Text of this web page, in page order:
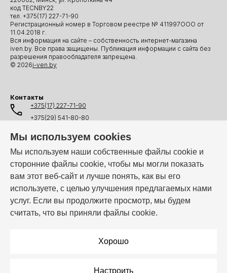
Мы используем cookies
Мы используем наши собственные файлы cookie и
сторонние файлы cookie, чтобы мы могли показать
вам этот веб-сайт и лучше понять, как вы его
используете, с целью улучшения предлагаемых нами
услуг. Если вы продолжите просмотр, мы будем
считать, что вы приняли файлы cookie.
Хорошо
Настроить
код TECNBY22
тел. +375(17) 227-71-90
Регистрационный номер в Торговом реестре № 411997ООО от
11.04.2018 г.
Вся информация на сайте – собственность интернет-магазина
iven.by. Все права защищены. Публикация информации с сайта без
разрешения правообладателя запрещена.
© 2026i-ven.by
Контакты
+375(17) 227-71-90
+375(29) 541-80-80
+375(44) 541-80-80
info@i-ven.by
Мы в мессенджерах:
Режим работы: Пн–Пт: 10:00 – 19:00